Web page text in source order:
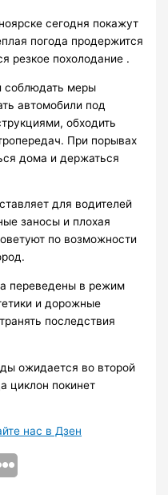
сегодня покажут
погода продержится
резкое похолодание .
соблюдать меры
автомобили под
обходить
При порывах
дома и держаться
для водителей
заносы и плохая
по возможности
переведены в режим
и дорожные
последствия
ожидается во второй
циклон покинет
нас в Дзен